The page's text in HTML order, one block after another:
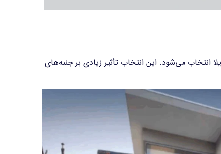
انتخاب می‌شود. این انتخاب تأثیر زیادی بر جنبه‌های